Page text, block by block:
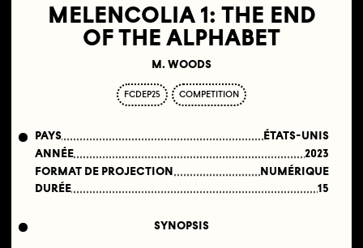
MELENCOLIA 1: THE END
OF THE ALPHABET
M. WOODS
FCDEP25 COMPETITION
PAYS
ÉTATS-UNIS
ANNÉE
2023
FORMAT DE PROJECTION
NUMÉRIQUE
DURÉE
15
SYNOPSIS